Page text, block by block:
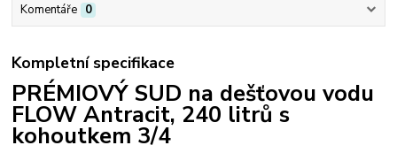
Komentáře 0
Kompletní specifikace
PRÉMIOVÝ SUD na dešťovou vodu
FLOW Antracit, 240 litrů s
kohoutkem 3/4